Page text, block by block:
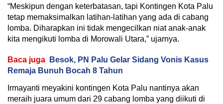
“Meskipun dengan keterbatasan, tapi Kontingen Kota Palu
tetap memaksimalkan latihan-latihan yang ada di cabang
lomba. Diharapkan ini tidak mengecilkan niat anak-anak
kita mengikuti lomba di Morowali Utara,” ujarnya.
Baca juga
Besok, PN Palu Gelar Sidang Vonis Kasus
Remaja Bunuh Bocah 8 Tahun
Irmayanti meyakini kontingen Kota Palu nantinya akan
meraih juara umum dari 29 cabang lomba yang diikuti di